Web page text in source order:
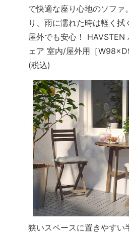
で快適な座り心地のソファ
り、雨に濡れた時は軽く
屋外でも安心！
ェア 室内/屋外用［
(税込)
狭いスペースに置きやすい